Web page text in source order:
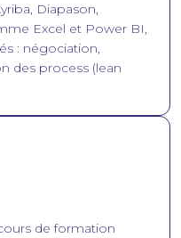
Diapason,
Excel et Power BI,
: négociation,
des process (lean
de formation